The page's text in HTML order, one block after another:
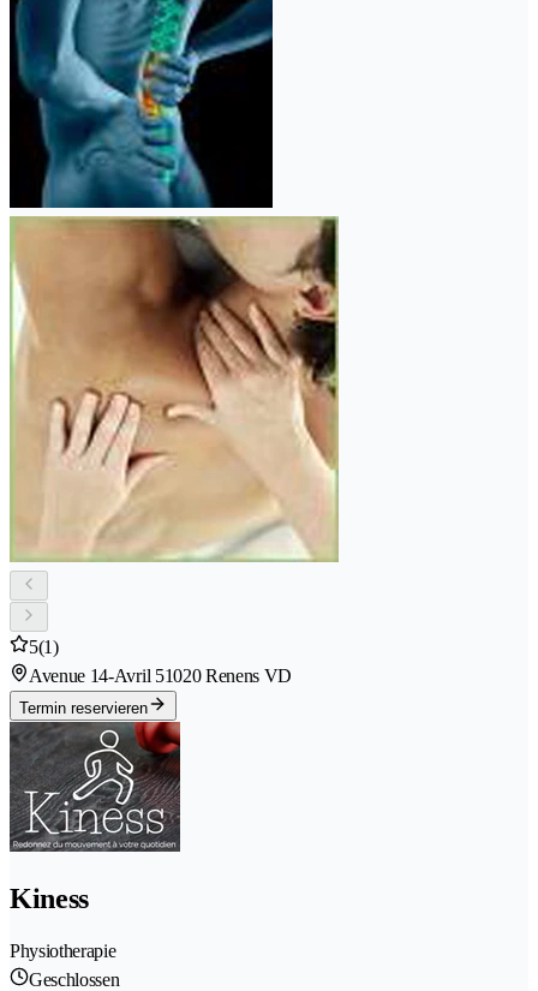
5(1)
Avenue 14-Avril 51020 Renens VD
Termin reservieren
Kiness
Physiotherapie
Geschlossen